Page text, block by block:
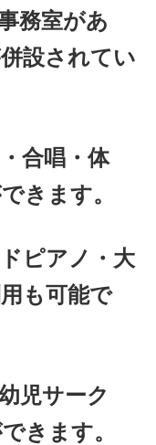
務室があ
設されてい
合唱・体
きます。
ノ・大
も可能で
児サーク
きます。